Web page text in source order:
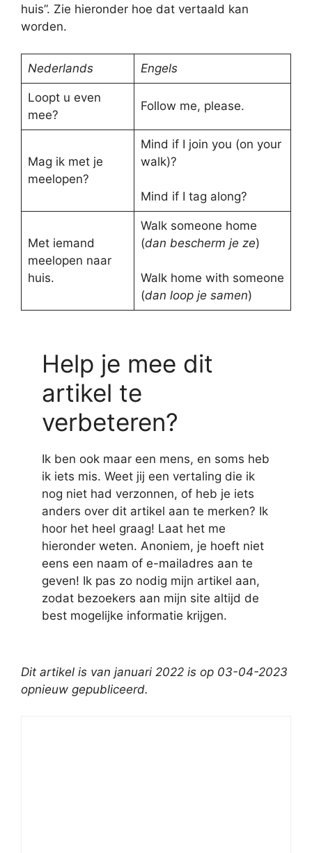
huis”. Zie hieronder hoe dat vertaald kan
worden.
Nederlands Engels
Loopt u even
mee?
Follow me, please.
Mag ik met je
meelopen?
Mind if I join you (on your
walk)?
Mind if I tag along?
Met iemand
meelopen naar
huis.
Walk someone home
(dan bescherm je ze)
Walk home with someone
(dan loop je samen)
Help je mee dit
artikel te
verbeteren?
Ik ben ook maar een mens, en soms heb
ik iets mis. Weet jij een vertaling die ik
nog niet had verzonnen, of heb je iets
anders over dit artikel aan te merken? Ik
hoor het heel graag! Laat het me
hieronder weten. Anoniem, je hoeft niet
eens een naam of e-mailadres aan te
geven! Ik pas zo nodig mijn artikel aan,
zodat bezoekers aan mijn site altijd de
best mogelijke informatie krijgen.
Dit artikel is van januari 2022 is op 03-04-2023
opnieuw gepubliceerd.